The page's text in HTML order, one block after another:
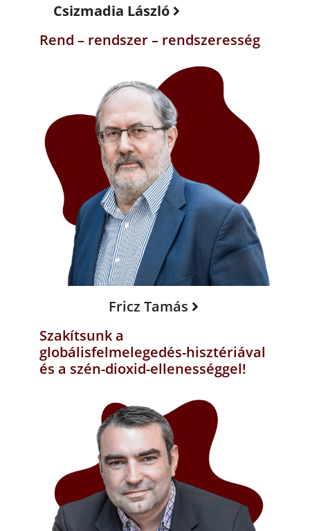
Csizmadia László
Rend – rendszer – rendszeresség
Fricz Tamás
Szakítsunk a
globálisfelmelegedés-hisztériával
és a szén-dioxid-ellenességgel!